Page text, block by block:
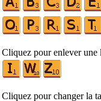
Cliquez pour enlever une
Cliquez pour changer la